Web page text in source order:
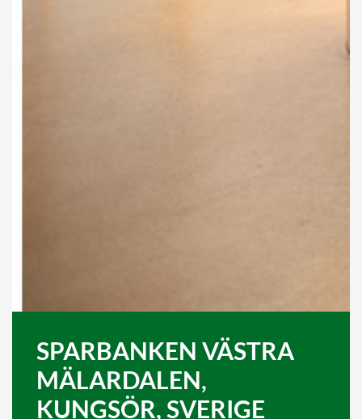
SPARBANKEN VÄSTRA
MÄLARDALEN,
KUNGSÖR, SVERIGE